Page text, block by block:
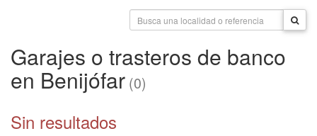
Garajes o trasteros de banco
en Benijófar (0)
Sin resultados